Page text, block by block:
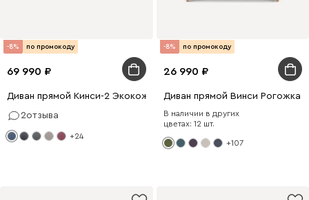
-8% по промокоду
69 990
Диван прямой Кинси-2 Экокожа Синий
2отзыва
+24
-8% по промокоду
26 990
Диван прямой Винси Рогожка
В наличии в других
цветах: 12 шт.
+107